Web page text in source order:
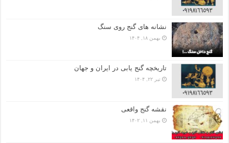
نشانه های گنج روی سنگ
بهمن ۱۸, ۱۴۰۴
تاریخچه گنج‌ یابی در ایران و جهان
تیر ۲۲, ۱۴۰۴
نقشه گنج واقعی
بهمن ۱۱, ۱۴۰۲